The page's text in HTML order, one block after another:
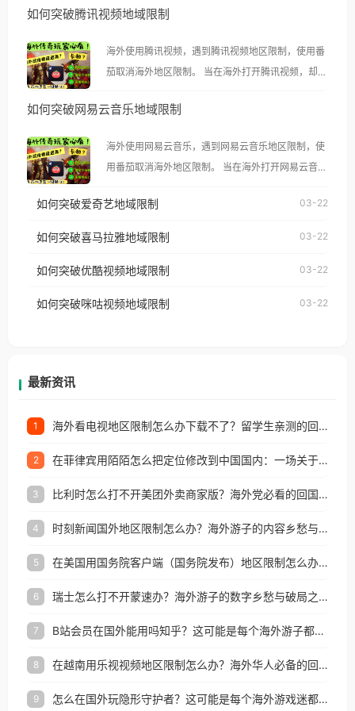
如何突破腾讯视频地域限制
海外使用腾讯视频，遇到腾讯视频地区限制，使用番
茄取消海外地区限制。 当在海外打开腾讯视频，却突
示语。 海外用户如香港、澳门、台湾、美国、加拿
像其他音乐平台一样，出现地区及版权限制问题，且
仅能在中国大陆地区播放。 遇到这个问题的朋友们，
台湾、美国、加拿大、澳大利亚、欧洲等国家和地区
权限制所困扰。
如何突破网易云音乐地域限制
海外使用网易云音乐，遇到网易云音乐地区限制，使
用番茄取消海外地区限制。 当在海外打开网易云音
播放”的提示语。 海外用户如香港、澳门、台湾、美
制问题，且仅能在中国大陆地区播放。 遇到这个问题
户收听网易云音乐地区版权限制」的问题，无论人在
如何突破爱奇艺地域限制 03-22
如何突破喜马拉雅地域限制 03-22
如何突破优酷视频地域限制 03-22
如何突破咪咕视频地域限制 03-22
最新资讯
1 海外看电视地区限制怎么办下载不了？留学生亲测的回国加速方案（附2026世界杯观赛技巧）
2 在菲律宾用陌陌怎么把定位修改到中国国内：一场关于归属感与连接的探索
3 比利时怎么打不开美团外卖商家版？海外党必看的回国加速全攻略
4 时刻新闻国外地区限制怎么办？海外游子的内容乡愁与破局之路
5 在美国用国务院客户端（国务院发布）地区限制怎么办？3步解决海外看国内内容难题
6 瑞士怎么打不开蒙速办？海外游子的数字乡愁与破局之路
7 B站会员在国外能用吗知乎？这可能是每个海外游子都问过的问题
8 在越南用乐视视频地区限制怎么办？海外华人必备的回国加速攻略
9 怎么在国外玩隐形守护者？这可能是每个海外游戏迷都问过的问题